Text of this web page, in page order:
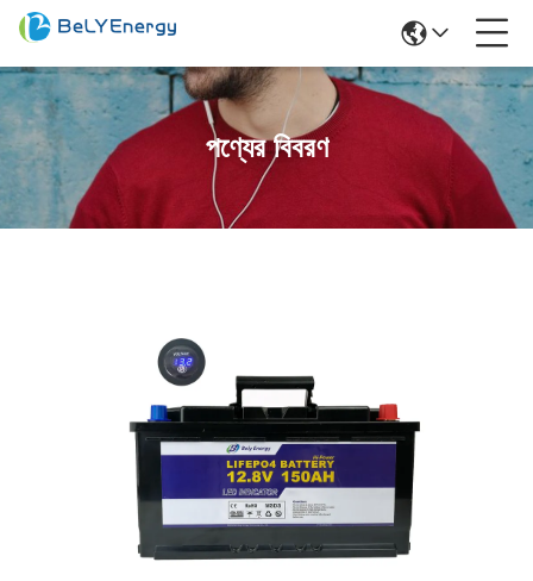
পণ্যের বিবরণ